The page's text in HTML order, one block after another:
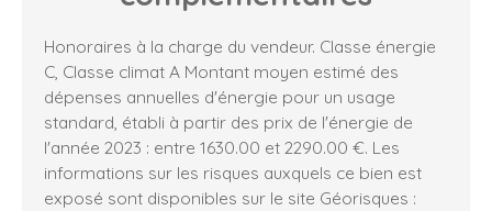
Honoraires à la charge du vendeur. Classe énergie
C, Classe climat A Montant moyen estimé des
dépenses annuelles d'énergie pour un usage
standard, établi à partir des prix de l'énergie de
l'année 2023 : entre 1630.00 et 2290.00 €. Les
informations sur les risques auxquels ce bien est
exposé sont disponibles sur le site Géorisques :